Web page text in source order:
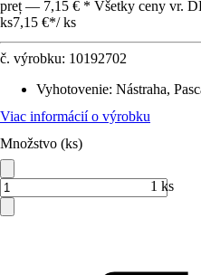
preț — 7,15 € * Všetky ceny vr.
ks7,15 €*/ ks
č. výrobku: 10192702
Vyhotovenie: Nástraha,
Viac informácií o výrobku
Množstvo (ks)
1 ks